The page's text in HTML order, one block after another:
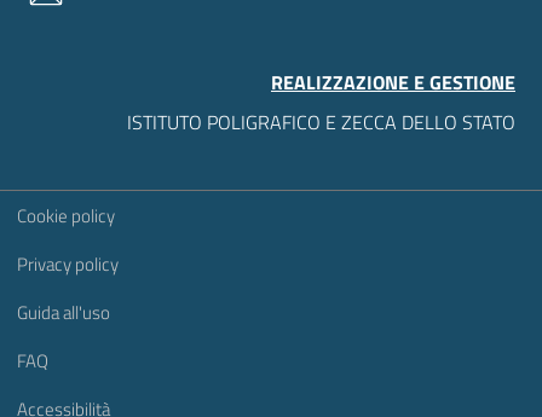
REALIZZAZIONE E GESTIONE
ISTITUTO POLIGRAFICO E ZECCA DELLO STATO
Sezione Link Utili
Cookie policy
Privacy policy
Guida all'uso
FAQ
Accessibilità